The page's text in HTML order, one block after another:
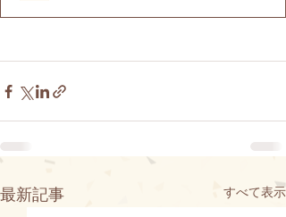
最新記事 すべて表示